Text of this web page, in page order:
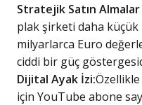
Stratejik Satın
plak şirketi daha küçük
milyarlarca Euro
ciddi bir güç
Dijital Ayak İzi:
için YouTube abone